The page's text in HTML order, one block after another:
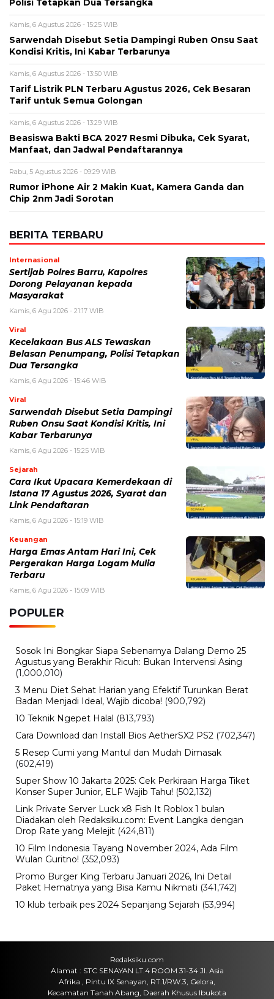
Polisi Tetapkan Dua Tersangka
Kamis, 6 Agustus 2026 - 15:25 WIB
Sarwendah Disebut Setia Dampingi Ruben Onsu Saat
Kondisi Kritis, Ini Kabar Terbarunya
Kamis, 6 Agustus 2026 - 13:50 WIB
Tarif Listrik PLN Terbaru Agustus 2026, Cek Besaran
Tarif untuk Semua Golongan
Kamis, 6 Agustus 2026 - 13:29 WIB
Beasiswa Bakti BCA 2027 Resmi Dibuka, Cek Syarat,
Manfaat, dan Jadwal Pendaftarannya
Rabu, 5 Agustus 2026 - 09:29 WIB
Rumor iPhone Air 2 Makin Kuat, Kamera Ganda dan
Chip 2nm Jadi Sorotan
BERITA TERBARU
Internasional
Sertijab Polres Barru, Kapolres
Dorong Pelayanan kepada
Masyarakat
Kamis, 6 Agu 2026 - 21:17 WIB
Viral
Kecelakaan Bus ALS Tewaskan
Belasan Penumpang, Polisi Tetapkan
Dua Tersangka
Kamis, 6 Agu 2026 - 15:46 WIB
Viral
Sarwendah Disebut Setia Dampingi
Ruben Onsu Saat Kondisi Kritis, Ini
Kabar Terbarunya
Kamis, 6 Agu 2026 - 15:25 WIB
Sejarah
Cara Ikut Upacara Kemerdekaan di
Istana 17 Agustus 2026, Syarat dan
Link Pendaftaran
Kamis, 6 Agu 2026 - 15:19 WIB
Keuangan
Harga Emas Antam Hari Ini, Cek
Pergerakan Harga Logam Mulia
Terbaru
Kamis, 6 Agu 2026 - 15:09 WIB
POPULER
Sosok Ini Bongkar Siapa Sebenarnya Dalang Demo 25
Agustus yang Berakhir Ricuh: Bukan Intervensi Asing
(1,000,010)
3 Menu Diet Sehat Harian yang Efektif Turunkan Berat
Badan Menjadi Ideal, Wajib dicoba! (900,792)
10 Teknik Ngepet Halal (813,793)
Cara Download dan Install Bios AetherSX2 PS2 (702,347)
5 Resep Cumi yang Mantul dan Mudah Dimasak
(602,419)
Super Show 10 Jakarta 2025: Cek Perkiraan Harga Tiket
Konser Super Junior, ELF Wajib Tahu! (502,132)
Link Private Server Luck x8 Fish It Roblox 1 bulan
Diadakan oleh Redaksiku.com: Event Langka dengan
Drop Rate yang Melejit (424,811)
10 Film Indonesia Tayang November 2024, Ada Film
Wulan Guritno! (352,093)
Promo Burger King Terbaru Januari 2026, Ini Detail
Paket Hematnya yang Bisa Kamu Nikmati (341,742)
10 klub terbaik pes 2024 Sepanjang Sejarah (53,994)
Redaksiku.com
Alamat : STC SENAYAN LT.4 ROOM 31-34 Jl. Asia
Afrika , Pintu IX Senayan, RT.1/RW.3, Gelora,
Kecamatan Tanah Abang, Daerah Khusus Ibukota